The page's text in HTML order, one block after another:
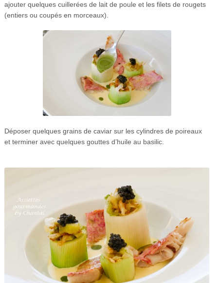
ajouter quelques cuillerées de lait de poule et les filets de rougets
(entiers ou coupés en morceaux).
Déposer quelques grains de caviar sur les cylindres de poireaux
et terminer avec quelques gouttes d’huile au basilic.